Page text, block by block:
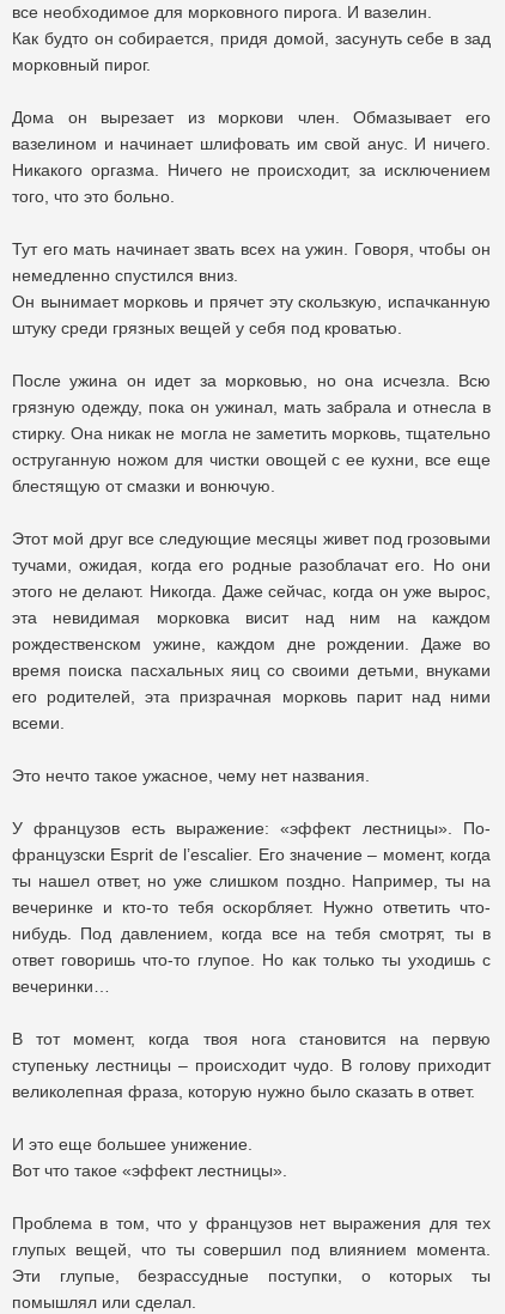
все необходимое для морковного пирога. И вазелин.
Как будто он собирается, придя домой, засунуть себе в зад
морковный пирог.
Дома он вырезает из моркови член. Обмазывает его
вазелином и начинает шлифовать им свой анус. И ничего.
Никакого оргазма. Ничего не происходит, за исключением
того, что это больно.
Тут его мать начинает звать всех на ужин. Говоря, чтобы он
немедленно спустился вниз.
Он вынимает морковь и прячет эту скользкую, испачканную
штуку среди грязных вещей у себя под кроватью.
После ужина он идет за морковью, но она исчезла. Всю
грязную одежду, пока он ужинал, мать забрала и отнесла в
стирку. Она никак не могла не заметить морковь, тщательно
оструганную ножом для чистки овощей с ее кухни, все еще
блестящую от смазки и вонючую.
Этот мой друг все следующие месяцы живет под грозовыми
тучами, ожидая, когда его родные разоблачат его. Но они
этого не делают. Никогда. Даже сейчас, когда он уже вырос,
эта невидимая морковка висит над ним на каждом
рождественском ужине, каждом дне рождении. Даже во
время поиска пасхальных яиц со своими детьми, внуками
его родителей, эта призрачная морковь парит над ними
всеми.
Это нечто такое ужасное, чему нет названия.
У французов есть выражение: «эффект лестницы». По-
французски Esprit de l’escalier. Его значение – момент, когда
ты нашел ответ, но уже слишком поздно. Например, ты на
вечеринке и кто-то тебя оскорбляет. Нужно ответить что-
нибудь. Под давлением, когда все на тебя смотрят, ты в
ответ говоришь что-то глупое. Но как только ты уходишь с
вечеринки…
В тот момент, когда твоя нога становится на первую
ступеньку лестницы – происходит чудо. В голову приходит
великолепная фраза, которую нужно было сказать в ответ.
И это еще большее унижение.
Вот что такое «эффект лестницы».
Проблема в том, что у французов нет выражения для тех
глупых вещей, что ты совершил под влиянием момента.
Эти глупые, безрассудные поступки, о которых ты
помышлял или сделал.